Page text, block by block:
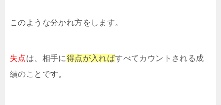
このような分かれ方をします。
失点は、相手に得点が入ればすべてカウントされる成
績のことです。